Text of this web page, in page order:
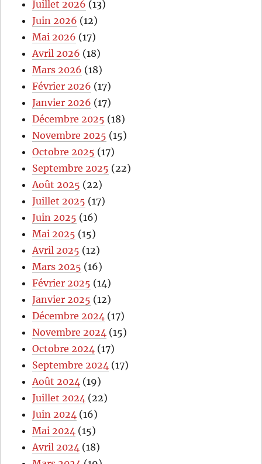
Juillet 2026 (13)
Juin 2026 (12)
Mai 2026 (17)
Avril 2026 (18)
Mars 2026 (18)
Février 2026 (17)
Janvier 2026 (17)
Décembre 2025 (18)
Novembre 2025 (15)
Octobre 2025 (17)
Septembre 2025 (22)
Août 2025 (22)
Juillet 2025 (17)
Juin 2025 (16)
Mai 2025 (15)
Avril 2025 (12)
Mars 2025 (16)
Février 2025 (14)
Janvier 2025 (12)
Décembre 2024 (17)
Novembre 2024 (15)
Octobre 2024 (17)
Septembre 2024 (17)
Août 2024 (19)
Juillet 2024 (22)
Juin 2024 (16)
Mai 2024 (15)
Avril 2024 (18)